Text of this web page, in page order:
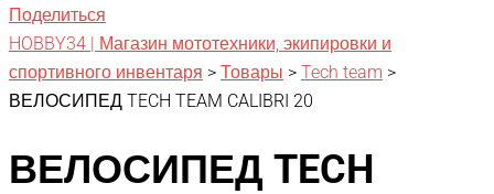
Поделиться
HOBBY34 | Магазин мототехники, экипировки и
спортивного инвентаря > Товары > Tech team >
ВЕЛОСИПЕД TECH TEAM CALIBRI 20
ВЕЛОСИПЕД TECH